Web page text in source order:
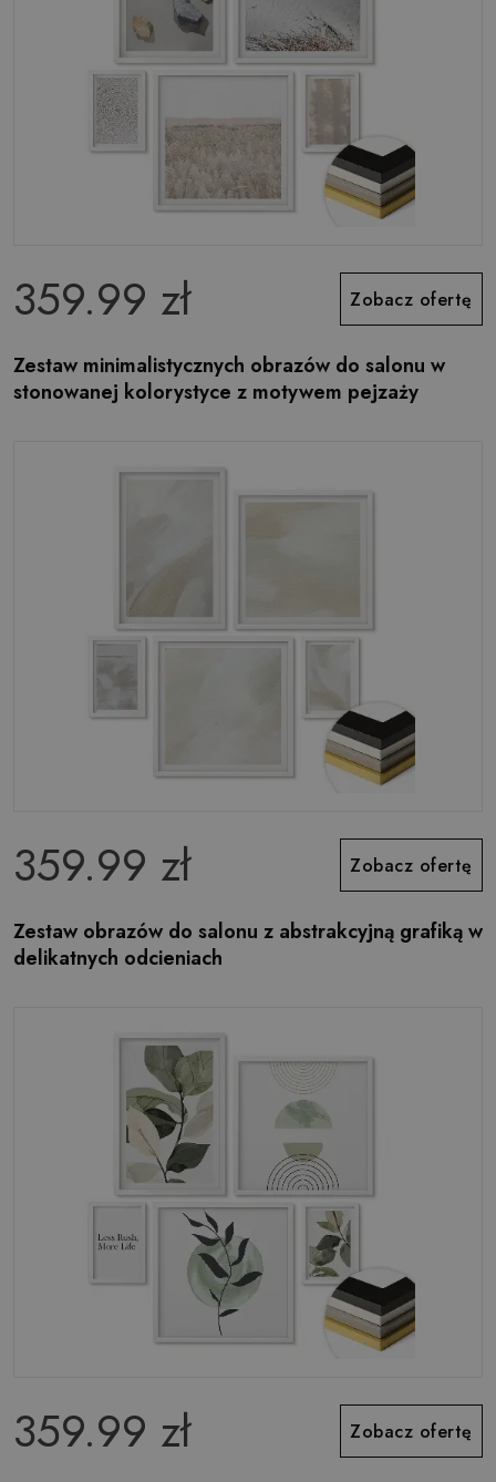
359.99 zł Zobacz ofertę
Zestaw minimalistycznych obrazów do salonu w
stonowanej kolorystyce z motywem pejzaży
359.99 zł Zobacz ofertę
Zestaw obrazów do salonu z abstrakcyjną grafiką w
delikatnych odcieniach
359.99 zł Zobacz ofertę